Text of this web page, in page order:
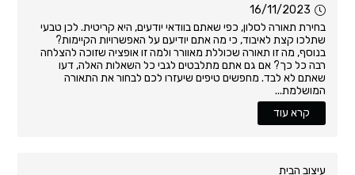
16/11/2023
בחירת תאורה לסלון, כפי שאתם בוודאי יודעים, היא קריטית. לכן טבעי
שתלכו קצת לאיבוד, כי מה אתם יודיעם על האפשרויות הקיימות?
בנוסף, מה זו תאורה שכוללת מאוורר ולמה זו אופציה שזוכה להצלחה
רבה כל כך? אם גם אתם מתלבטים לגבי כל השאלות האלה, דעו
שאתם לא לבד. מחפשים טיפים שיעזרו לכם לבחור את התאורה
המושלמת...
קרא עוד
עיצוב הבית